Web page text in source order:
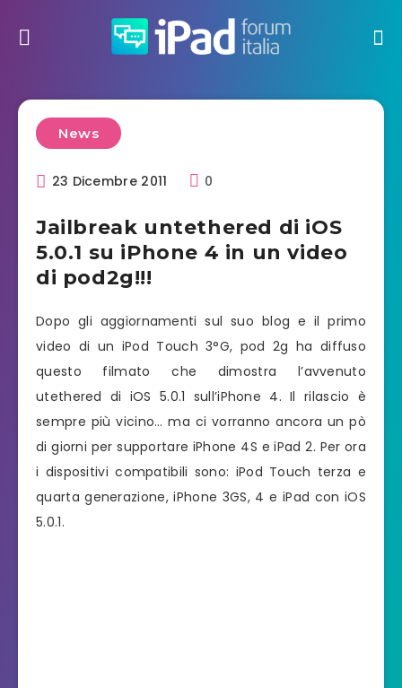
News
23 Dicembre 2011 0
Jailbreak untethered di iOS
5.0.1 su iPhone 4 in un video
di pod2g!!!
Dopo gli aggiornamenti sul suo blog e il primo
video di un iPod Touch 3°G, pod 2g ha diffuso
questo filmato che dimostra l’avvenuto
utethered di iOS 5.0.1 sull’iPhone 4. Il rilascio è
sempre più vicino… ma ci vorranno ancora un pò
di giorni per supportare iPhone 4S e iPad 2. Per ora
i dispositivi compatibili sono: iPod Touch terza e
quarta generazione, iPhone 3GS, 4 e iPad con iOS
5.0.1.